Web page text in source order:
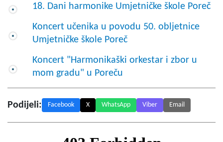
18. Dani harmonike Umjetničke škole Poreč
Koncert učenika u povodu 50. obljetnice
Umjetničke škole Poreč
Koncert "Harmonikaški orkestar i zbor u
mom gradu" u Poreču
Podijeli: Facebook X WhatsApp Viber Email